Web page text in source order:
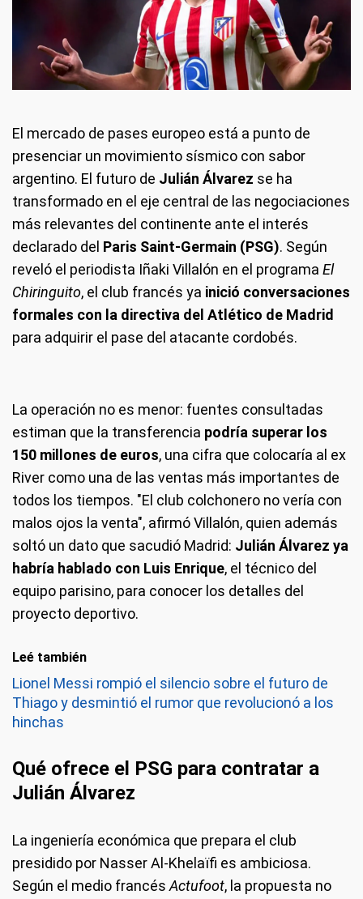
El mercado de pases europeo está a punto de
presenciar un movimiento sísmico con sabor
argentino. El futuro de Julián Álvarez se ha
transformado en el eje central de las negociaciones
más relevantes del continente ante el interés
declarado del Paris Saint-Germain (PSG). Según
reveló el periodista Iñaki Villalón en el programa El
Chiringuito, el club francés ya inició conversaciones
formales con la directiva del Atlético de Madrid
para adquirir el pase del atacante cordobés.
La operación no es menor: fuentes consultadas
estiman que la transferencia podría superar los
150 millones de euros, una cifra que colocaría al ex
River como una de las ventas más importantes de
todos los tiempos. "El club colchonero no vería con
malos ojos la venta", afirmó Villalón, quien además
soltó un dato que sacudió Madrid: Julián Álvarez ya
habría hablado con Luis Enrique, el técnico del
equipo parisino, para conocer los detalles del
proyecto deportivo.
Leé también
Lionel Messi rompió el silencio sobre el futuro de
Thiago y desmintió el rumor que revolucionó a los
hinchas
Qué ofrece el PSG para contratar a
Julián Álvarez
La ingeniería económica que prepara el club
presidido por Nasser Al-Khelaïfi es ambiciosa.
Según el medio francés Actufoot, la propuesta no